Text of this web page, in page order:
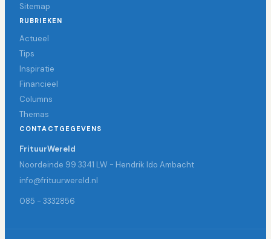
Sitemap
RUBRIEKEN
Actueel
Tips
Inspiratie
Financieel
Columns
Themas
CONTACTGEGEVENS
FrituurWereld
Noordeinde 99 3341 LW - Hendrik Ido Ambacht
info@frituurwereld.nl
085 - 3332856